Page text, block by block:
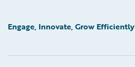
Engage, Innovate, Grow Efficiently